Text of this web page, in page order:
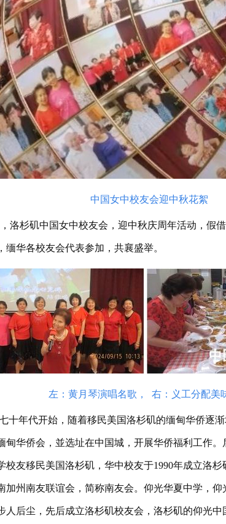
中国女中校友会迎中秋花絮
，洛杉矶中国女中校友会，迎中秋庆周年活动，假
缅华各校友会代表参加，共襄盛举。
左：黄月琴演唱名歌， 右：义工分配美
十年代开始，随着移民美国洛杉矶的缅甸华侨逐
甸华侨会，並选址在中国城，开展华侨福利工作
校友移民美国洛杉矶，华中校友于1990年成立洛
加州南友联谊会，简称南友会。仰光华夏中学，仰
人后尘，先后成立洛杉矶校友会，洛杉矶的仰光